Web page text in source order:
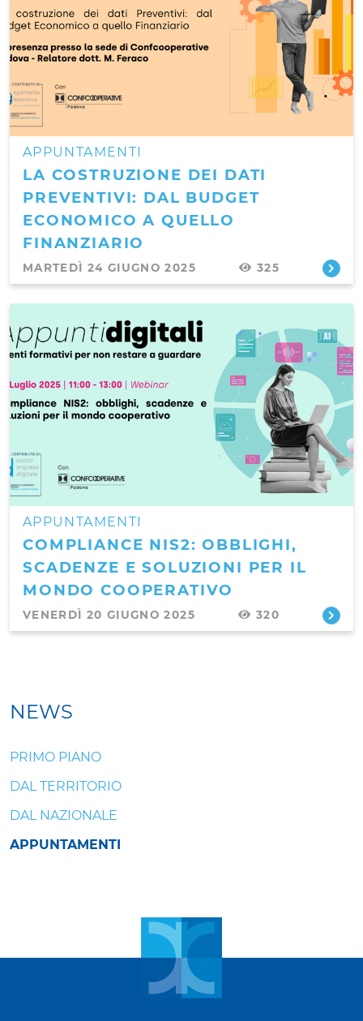
APPUNTAMENTI
LA COSTRUZIONE DEI DATI
PREVENTIVI: DAL BUDGET
ECONOMICO A QUELLO
FINANZIARIO
MARTEDÌ 24 GIUGNO 2025 325
APPUNTAMENTI
COMPLIANCE NIS2: OBBLIGHI,
SCADENZE E SOLUZIONI PER IL
MONDO COOPERATIVO
VENERDÌ 20 GIUGNO 2025 320
NEWS
PRIMO PIANO
DAL TERRITORIO
DAL NAZIONALE
APPUNTAMENTI